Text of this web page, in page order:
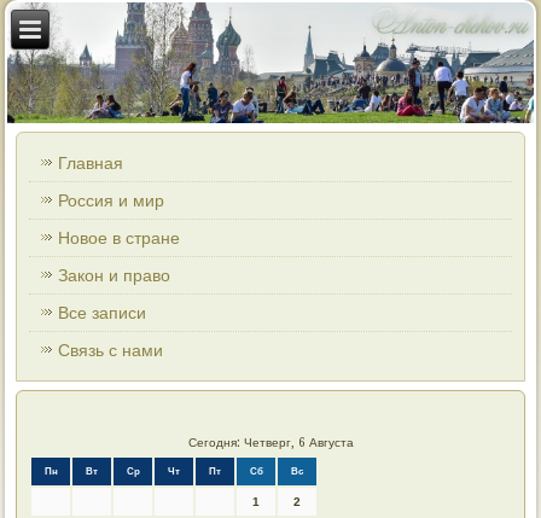
Главная
Россия и мир
Новое в стране
Закон и право
Все записи
Связь с нами
Сегодня: Четверг, 6 Августа
Пн Вт Ср Чт Пт Сб Вс
1 2